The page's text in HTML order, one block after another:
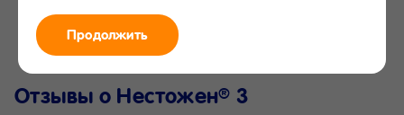
Отзывы о Нестожен® 3
Продолжить